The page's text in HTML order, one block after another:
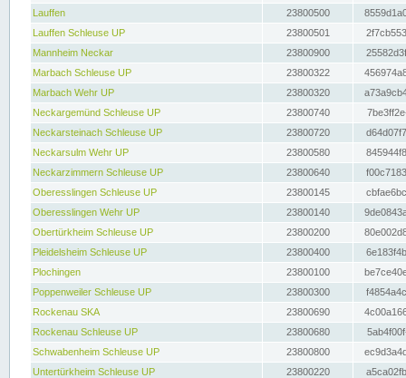
Lauffen
23800500
Lauffen Schleuse UP
23800501
Mannheim Neckar
23800900
Marbach Schleuse UP
23800322
Marbach Wehr UP
23800320
Neckargemünd Schleuse UP
23800740
Neckarsteinach Schleuse UP
23800720
Neckarsulm Wehr UP
23800580
Neckarzimmern Schleuse UP
23800640
Oberesslingen Schleuse UP
23800145
Oberesslingen Wehr UP
23800140
Obertürkheim Schleuse UP
23800200
Pleidelsheim Schleuse UP
23800400
Plochingen
23800100
Poppenweiler Schleuse UP
23800300
Rockenau SKA
23800690
Rockenau Schleuse UP
23800680
Schwabenheim Schleuse UP
23800800
Untertürkheim Schleuse UP
23800220